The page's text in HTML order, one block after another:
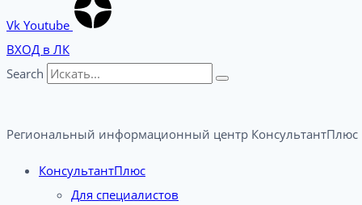
Vk Youtube
ВХОД в ЛК
Search
Региональный информационный центр
КонсультантПлюс
Для специалистов